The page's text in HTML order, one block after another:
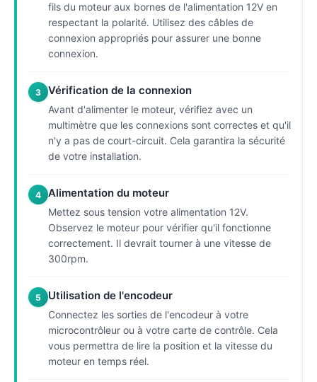
fils du moteur aux bornes de l'alimentation 12V en
respectant la polarité. Utilisez des câbles de
connexion appropriés pour assurer une bonne
connexion.
3 Vérification de la connexion
Avant d'alimenter le moteur, vérifiez avec un
multimètre que les connexions sont correctes et qu'il
n'y a pas de court-circuit. Cela garantira la sécurité
de votre installation.
4 Alimentation du moteur
Mettez sous tension votre alimentation 12V.
Observez le moteur pour vérifier qu'il fonctionne
correctement. Il devrait tourner à une vitesse de
300rpm.
5 Utilisation de l'encodeur
Connectez les sorties de l'encodeur à votre
microcontrôleur ou à votre carte de contrôle. Cela
vous permettra de lire la position et la vitesse du
moteur en temps réel.